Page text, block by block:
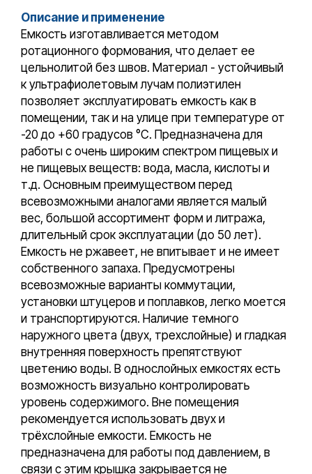
Описание и применение
Емкость изготавливается методом
ротационного формования, что делает ее
цельнолитой без швов. Материал - устойчивый
к ультрафиолетовым лучам полиэтилен
позволяет эксплуатировать емкость как в
помещении, так и на улице при температуре от
-20 до +60 градусов °С. Предназначена для
работы с очень широким спектром пищевых и
не пищевых веществ: вода, масла, кислоты и
т.д. Основным преимуществом перед
всевозможными аналогами является малый
вес, большой ассортимент форм и литража,
длительный срок эксплуатации (до 50 лет).
Емкость не ржавеет, не впитывает и не имеет
собственного запаха. Предусмотрены
всевозможные варианты коммутации,
установки штуцеров и поплавков, легко моется
и транспортируются. Наличие темного
наружного цвета (двух, трехслойные) и гладкая
внутренняя поверхность препятствуют
цветению воды. В однослойных емкостях есть
возможность визуально контролировать
уровень содержимого. Вне помещения
рекомендуется использовать двух и
трёхслойные емкости. Емкость не
предназначена для работы под давлением, в
связи с этим крышка закрывается не